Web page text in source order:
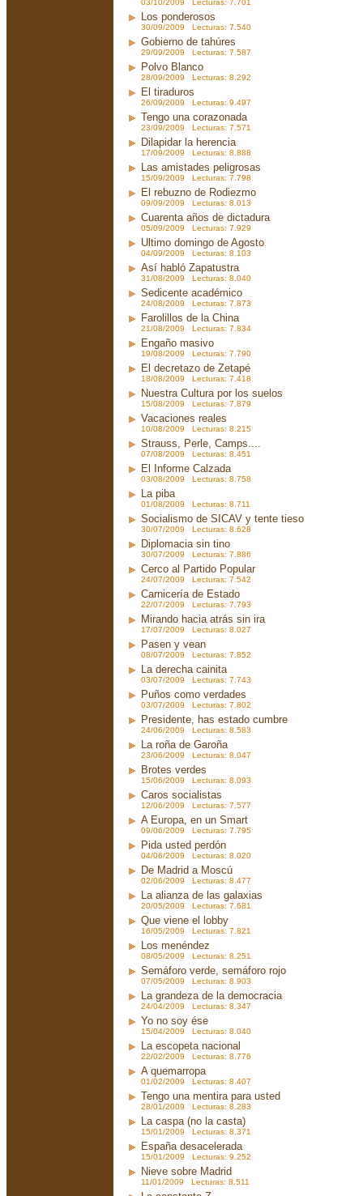
03/10/2009 Lecturas: 7.701
Los ponderosos
30/09/2009 Lecturas: 7.540
Gobierno de tahúres
29/09/2009 Lecturas: 7.587
Polvo Blanco
28/09/2009 Lecturas: 8.292
El tiraduros
26/09/2009 Lecturas: 9.497
Tengo una corazonada
23/09/2009 Lecturas: 7.571
Dilapidar la herencia
17/09/2009 Lecturas: 8.888
Las amistades peligrosas
15/09/2009 Lecturas: 7.798
El rebuzno de Rodiezmo
09/09/2009 Lecturas: 8.013
Cuarenta años de dictadura
05/09/2009 Lecturas: 7.929
Ultimo domingo de Agosto
04/09/2009 Lecturas: 8.103
Así habló Zapatustra
31/08/2009 Lecturas: 8.040
Sedicente académico
24/08/2009 Lecturas: 7.873
Farolillos de la China
21/08/2009 Lecturas: 7.834
Engaño masivo
19/08/2009 Lecturas: 7.790
El decretazo de Zetapé
18/08/2009 Lecturas: 7.418
Nuestra Cultura por los suelos
15/08/2009 Lecturas: 7.879
Vacaciones reales
10/08/2009 Lecturas: 8.215
Strauss, Perle, Camps....
07/08/2009 Lecturas: 8.451
El Informe Calzada
03/08/2009 Lecturas: 8.758
La piba
01/08/2009 Lecturas: 8.711
Socialismo de SICAV y tente tieso
30/07/2009 Lecturas: 8.628
Diplomacia sin tino
30/07/2009 Lecturas: 7.886
Cerco al Partido Popular
24/07/2009 Lecturas: 7.542
Carnicería de Estado
22/07/2009 Lecturas: 7.793
Mirando hacia atrás sin ira
17/07/2009 Lecturas: 8.027
Pasen y vean
08/07/2009 Lecturas: 7.852
La derecha cainita
03/07/2009 Lecturas: 7.743
Puños como verdades
03/07/2009 Lecturas: 7.802
Presidente, has estado cumbre
24/06/2009 Lecturas: 8.583
La roña de Garoña
23/06/2009 Lecturas: 8.047
Brotes verdes
15/06/2009 Lecturas: 8.093
Caros socialistas
12/06/2009 Lecturas: 7.577
A Europa, en un Smart
09/06/2009 Lecturas: 7.795
Pida usted perdón
04/06/2009 Lecturas: 8.020
De Madrid a Moscú
02/06/2009 Lecturas: 8.477
La alianza de las galaxias
20/05/2009 Lecturas: 7.681
Que viene el lobby
16/05/2009 Lecturas: 7.821
Los menéndez
08/05/2009 Lecturas: 8.251
Semáforo verde, semáforo rojo
07/05/2009 Lecturas: 8.903
La grandeza de la democracia
24/04/2009 Lecturas: 8.347
Yo no soy ése
15/04/2009 Lecturas: 8.040
La escopeta nacional
22/02/2009 Lecturas: 8.776
A quemarropa
01/02/2009 Lecturas: 8.407
Tengo una mentira para usted
28/01/2009 Lecturas: 8.283
La caspa (no la casta)
15/01/2009 Lecturas: 8.371
España desacelerada
15/01/2009 Lecturas: 9.252
Nieve sobre Madrid
11/01/2009 Lecturas: 8.511